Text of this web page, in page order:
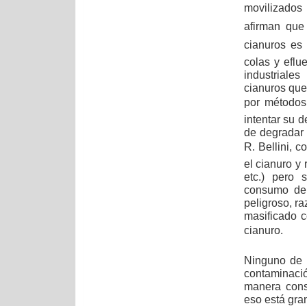
afirman
cianuros es
colas y
cianuros
por
intentar su
de
R. Bellini,
el cianuro y
etc.) pero
consumo
peligroso,
masificado
cianuro.
Ninguno de
manera
eso está